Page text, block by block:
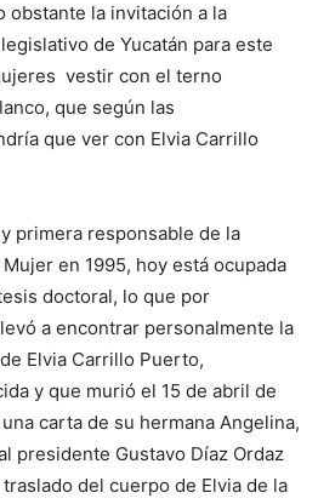
obstante la invitación a la
de Yucatán para este
vestir con el terno
que según las
que ver con Elvia Carrillo
primera responsable de la
en 1995, hoy está ocupada
doctoral, lo que por
a encontrar personalmente la
Elvia Carrillo Puerto,
y que murió el 15 de abril de
carta de su hermana Angelina,
presidente Gustavo Díaz Ordaz
del cuerpo de Elvia de la